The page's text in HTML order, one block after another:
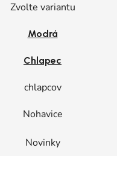
Zvolte variantu
Modrá
Chlapec
chlapcov
Nohavice
Novinky